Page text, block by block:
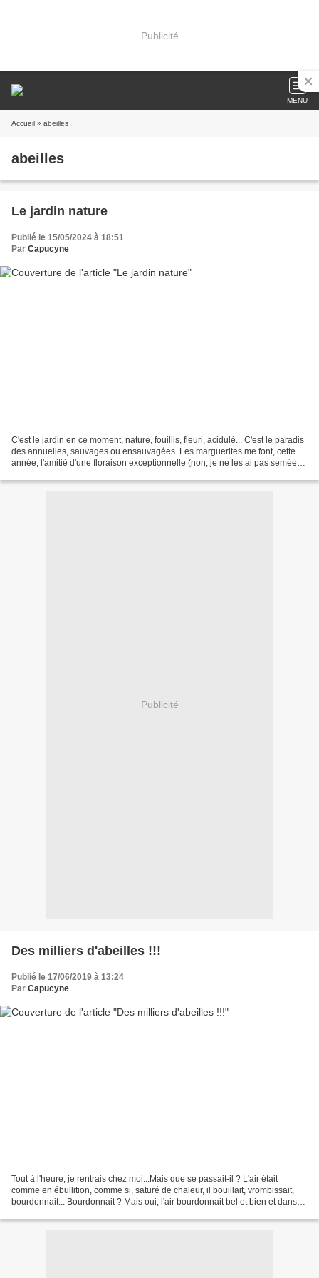
Publicité
MENU
Accueil » abeilles
abeilles
Le jardin nature
Publié le 15/05/2024 à 18:51
Par Capucyne
C'est le jardin en ce moment, nature, fouillis, fleuri, acidulé... C'est le paradis
des annuelles, sauvages ou ensauvagées. Les marguerites me font, cette
année, l'amitié d'une floraison exceptionnelle (non, je ne les ai pas semées
Publicité
Des milliers d'abeilles !!!
Publié le 17/06/2019 à 13:24
Par Capucyne
Tout à l'heure, je rentrais chez moi...Mais que se passait-il ? L'air était
comme en ébullition, comme si, saturé de chaleur, il bouillait, vrombissait,
bourdonnait... Bourdonnait ? Mais oui, l'air bourdonnait bel et bien et dans